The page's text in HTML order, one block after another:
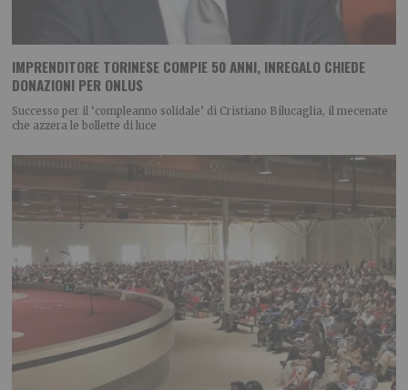
IMPRENDITORE TORINESE COMPIE 50 ANNI, INREGALO CHIEDE
DONAZIONI PER ONLUS
Successo per il ‘compleanno solidale’ di Cristiano Bilucaglia, il mecenate
che azzera le bollette di luce